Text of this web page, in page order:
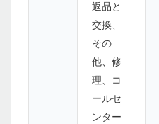
返品と
交換、
その
他、修
理、コ
ールセ
ンター